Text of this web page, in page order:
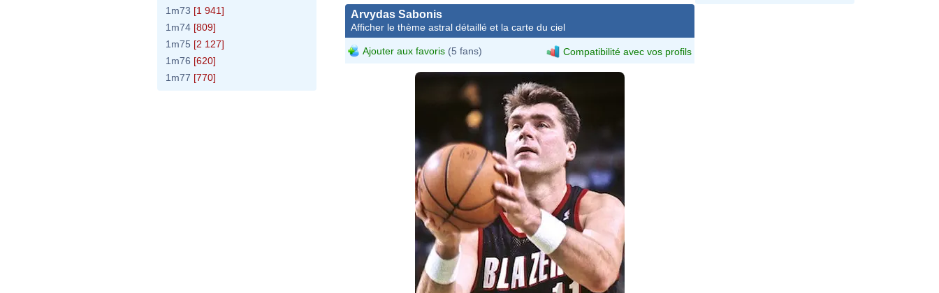
1m73 [1 941]
1m74 [809]
1m75 [2 127]
1m76 [620]
1m77 [770]
Arvydas Sabonis
Afficher le thème astral détaillé et la carte du ciel
Ajouter aux favoris (5 fans) Compatibilité avec vos profils